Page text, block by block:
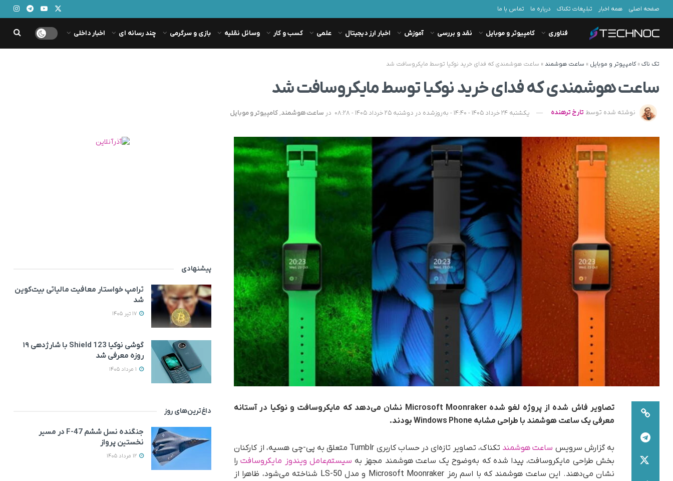
صفحه اصلی همه اخبار تبلیغات تکناک درباره ما تماس با ما
فناوری کامپیوتر و موبایل نقد و بررسی آموزش اخبار ارز دیجیتال علمی کسب و کار وسائل نقلیه بازی و سرگرمی چند رسانه ای اخبار داخلی
تک ناک»کامپیوتر و موبایل » ساعت هوشمند» ساعت هوشمندی که فدای خرید نوکیا توسط مایکروسافت شد
ساعت هوشمندی که فدای خرید نوکیا توسط مایکروسافت شد
نوشته شده توسط تارخ ترهنده یکشنبه 24 خرداد 1405 - 14:40 - به‌روزشده در دوشنبه 25 خرداد 1405 - 08:28 در ساعت هوشمند,کامپیوتر و موبایل
تصاویر فاش شده از پروژه لغو شده Microsoft Moonraker نشان می‌دهد که مایکروسافت و نوکیا در آستانه
معرفی یک ساعت هوشمند با طراحی مشابه Windows Phone بودند.
به گزارش سرویس ساعت هوشمند
تکناک، تصاویر تازه‌ای در حساب کاربری Tumblr متعلق به پی-چی هسیه، از کارکنان
بخش طراحی مایکروسافت، پیدا شده که به‌وضوح یک ساعت هوشمند مجهز به سیستم‌عامل ویندوز مایکروسافت را
نشان می‌دهند. این ساعت هوشمند که با اسم رمز Microsoft Moonraker و مدل LS-50 شناخته می‌شود، ظاهرا از
پیشنهادی
ترامپ خواستار معافیت مالیاتی بیت‌کوین
شد
گوشی نوکیا 123 Shield با شارژدهی ۱۹
روزه معرفی شد
داغ‌ترین‌های روز
جنگنده نسل ششم F-47 در مسیر
نخستین پرواز